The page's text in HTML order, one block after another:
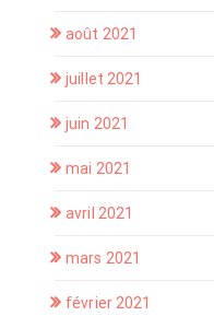
août 2021
juillet 2021
juin 2021
mai 2021
avril 2021
mars 2021
février 2021